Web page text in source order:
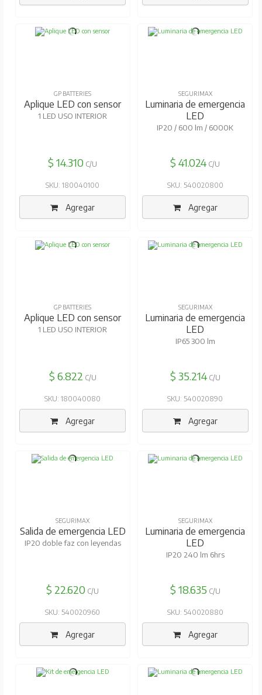
GP BATTERIES
Aplique LED con sensor
1 LED USO INTERIOR
$ 14.310 C/U
SKU: 180040100
Agregar
SEGURIMAX
Luminaria de emergencia
LED
IP20 / 600 lm / 6000K
$ 41.024 C/U
SKU: 540020800
Agregar
GP BATTERIES
Aplique LED con sensor
1 LED USO INTERIOR
$ 6.822 C/U
SKU: 180040080
Agregar
SEGURIMAX
Luminaria de emergencia
LED
IP65 300 lm
$ 35.214C/U
SKU: 540020890
Agregar
SEGURIMAX
Salida de emergencia LED
IP20 doble faz con leyendas
$ 22.620 C/U
SKU: 540020960
Agregar
SEGURIMAX
Luminaria de emergencia
LED
IP20 240 lm 6hrs
$ 18.635 C/U
SKU: 540020880
Agregar